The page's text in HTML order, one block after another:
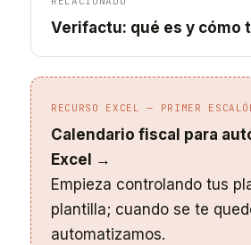
Verifactu: qué es y cómo
RECURSO EXCEL — PRIMER
Calendario fiscal para
Excel →
Empieza controlando tus
plantilla; cuando se te
automatizamos.